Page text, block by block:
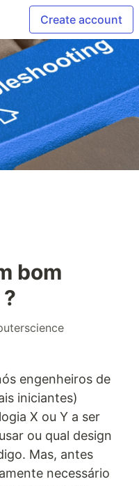
Create account
bom
engenheiros de
iniciantes)
X ou Y a ser
usar ou qual design
Mas, antes
necessário